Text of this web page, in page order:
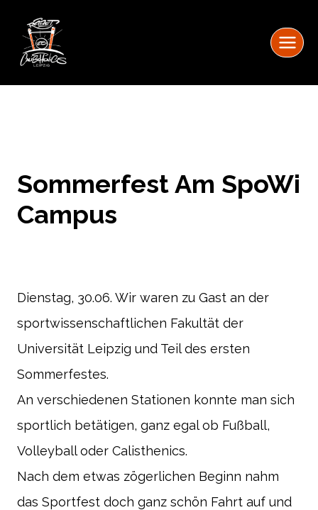
Inhalt
springen
Sommerfest Am SpoWi
Campus
Dienstag, 30.06. Wir waren zu Gast an der
sportwissenschaftlichen Fakultät der
Universität Leipzig und Teil des ersten
Sommerfestes.
An verschiedenen Stationen konnte man sich
sportlich betätigen, ganz egal ob Fußball,
Volleyball oder Calisthenics.
Nach dem etwas zögerlichen Beginn nahm
das Sportfest doch ganz schön Fahrt auf und